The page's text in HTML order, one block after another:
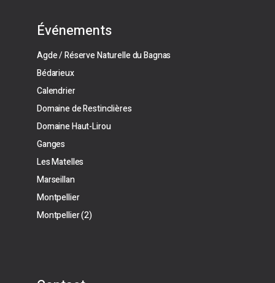
Événements
Agde / Réserve Naturelle du Bagnas
Bédarieux
Calendrier
Domaine de Restinclières
Domaine Haut-Lirou
Ganges
Les Matelles
Marseillan
Montpellier
Montpellier (2)